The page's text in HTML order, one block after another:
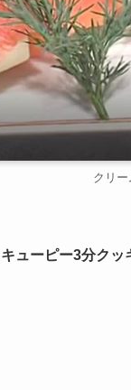
クリ
キューピー3分クッ